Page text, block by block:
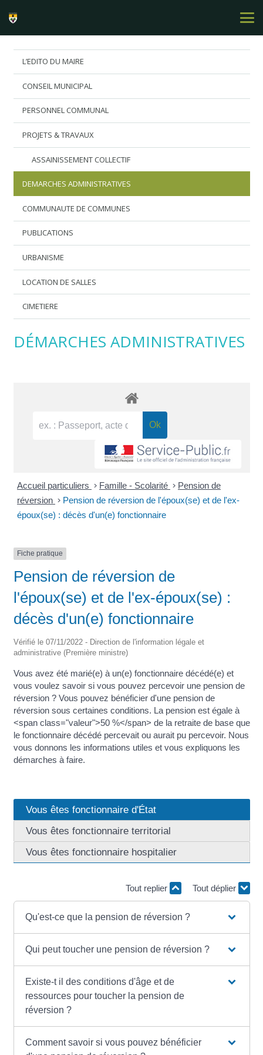
L’EDITO DU MAIRE
CONSEIL MUNICIPAL
PERSONNEL COMMUNAL
PROJETS & TRAVAUX
ASSAINISSEMENT COLLECTIF
DEMARCHES ADMINISTRATIVES
COMMUNAUTE DE COMMUNES
PUBLICATIONS
URBANISME
LOCATION DE SALLES
CIMETIERE
DÉMARCHES ADMINISTRATIVES
Accueil particuliers > Famille - Scolarité > Pension de
réversion > Pension de réversion de l'époux(se) et de l'ex-
époux(se) : décès d'un(e) fonctionnaire
Fiche pratique
Pension de réversion de
l'époux(se) et de l'ex-époux(se) :
décès d'un(e) fonctionnaire
Vérifié le 07/11/2022 - Direction de l'information légale et
administrative (Première ministre)
Vous avez été marié(e) à un(e) fonctionnaire décédé(e) et
vous voulez savoir si vous pouvez percevoir une pension de
réversion ? Vous pouvez bénéficier d'une pension de
réversion sous certaines conditions. La pension est égale à
<span class="valeur">50 %</span> de la retraite de base que
le fonctionnaire décédé percevait ou aurait pu percevoir. Nous
vous donnons les informations utiles et vous expliquons les
démarches à faire.
Vous êtes fonctionnaire d'État
Vous êtes fonctionnaire territorial
Vous êtes fonctionnaire hospitalier
Tout replier Tout déplier
Qu'est-ce que la pension de réversion ?
Qui peut toucher une pension de réversion ?
Existe-t il des conditions d'âge et de
ressources pour toucher la pension de
réversion ?
Comment savoir si vous pouvez bénéficier